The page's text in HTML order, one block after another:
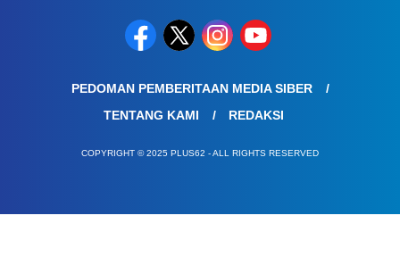
PEDOMAN PEMBERITAAN MEDIA SIBER
TENTANG KAMI
REDAKSI
COPYRIGHT © 2025 PLUS62 - ALL RIGHTS RESERVED